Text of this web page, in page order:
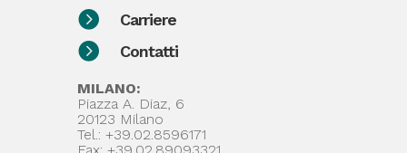
 Carriere
 Contatti
MILANO:
Piazza A. Diaz, 6
20123 Milano
Tel.: +39.02.8596171